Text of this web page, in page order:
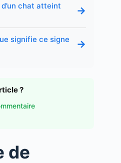
chat atteint
→
signifie ce signe
→
?
de